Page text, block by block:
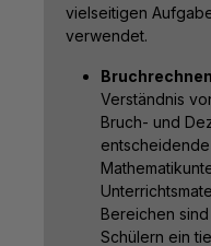
vielseitigen
verwendet.
Verständnis
Bruch- und
Bereichen
Schülern ein